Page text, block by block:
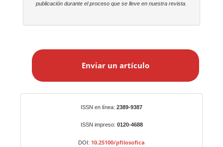
publicación durante el proceso que se lleve en nuestra revista.
a
Enviar un artículo
ISSN en línea: 2389-9387
ISSN impreso: 0120-4688
DOI: 10.25100/pfilosofica